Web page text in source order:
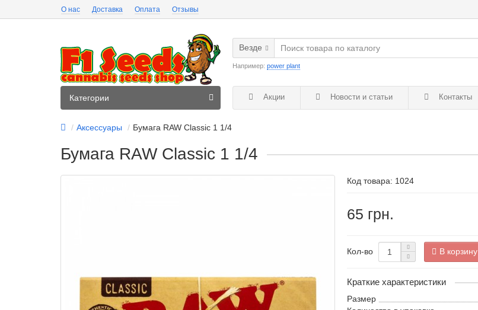
О нас Доставка Оплата Отзывы
Везде
Например: power plant
Акции Новости и статьи Контакты
Категории
Аксессуары Бумага RAW Classic 1 1/4
Бумага RAW Classic 1 1/4
Код товара: 1024
65 грн.
Кол-во В корзину
Краткие характеристики
Размер